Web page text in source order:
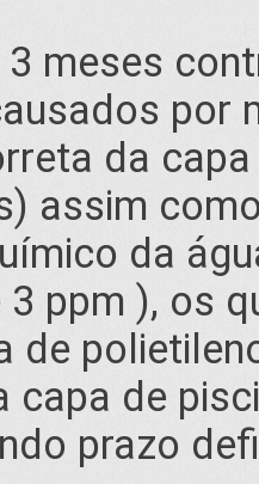
meses
por
da
assim
da
ppm ), os
de
capa de
prazo